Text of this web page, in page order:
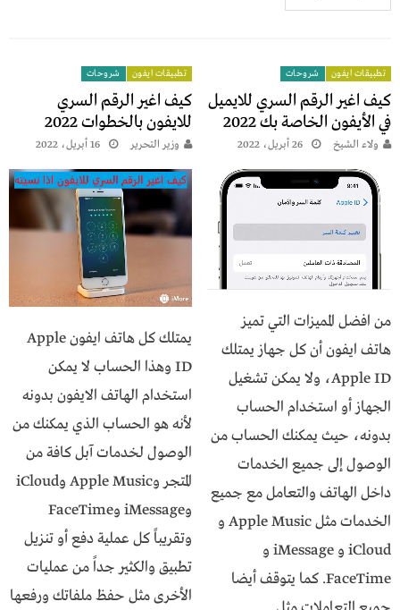
تطبيقات ايفون شروحات
كيف اغير الرقم السري للايميل
في الأيفون الخاصة بك 2022
ولاء الشيخ 26 أبريل، 2022
من افضل المميزات التي تميز
هاتف ايفون أن كل جهاز يمتلك
Apple ID، ولا يمكن تشغيل
الجهاز أو استخدام الحساب
بدونه، حيث يمكنك الحساب من
الوصول إلى جميع الخدمات
داخل الهاتف والتعامل مع جميع
الخدمات مثل Apple Music و
iCloud و iMessage و
FaceTime. كما يتوقف أيضا
تطبيقات ايفون شروحات
كيف اغير الرقم السري
للايفون بالخطوات 2022
وزير التحرير 16 أبريل، 2022
يمتلك كل هاتف ايفون Apple
ID وهذا الحساب لا يمكن
استخدام الهاتف الايفون بدونه
لأنه هو الحساب الذي يمكنك من
الوصول لخدمات آبل كافة من
المتجر وApple Music وiCloud
وiMessage وFaceTime
وتقريباً كل عملية دفع أو تنزيل
تطبيق والكثير جداً من عمليات
الأخرى مثل حفظ ملفاتك ورفعها